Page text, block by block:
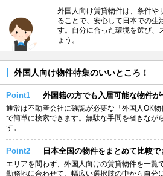
外国人向け賃貸物件は、条件や
ることで、安心して日本での生
す。自分に合った環境を選び、
ょう。
外国人向け物件特集のいいところ！
Point1 外国籍の方でも入居可能な物件が
通常は不動産会社に確認が必要な「外国人OK
で簡単に検索できます。無駄な手間を省きなが
す。
Point2 日本全国の物件をまとめて比較で
エリアを問わず、外国人向けの賃貸物件を一覧
勤務地に合わせて、幅広い選択肢の中から自分